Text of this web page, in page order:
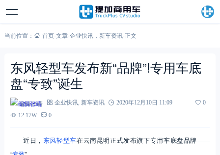
当前位置： 首页-文章-企业快讯， 新车资讯-正文
东风轻型车发布新“品牌”!专用车底
盘“专致”诞生
编辑张靖 企业快讯, 新车资讯 2020年12月10日 11:09
0
12.17W
0
近日， 东风轻型车在云南昆明正式发布旗下专用车底盘品牌——